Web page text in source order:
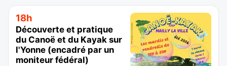
18h
Découverte et pratique
du Canoë et du Kayak sur
l'Yonne (encadré par un
moniteur fédéral)